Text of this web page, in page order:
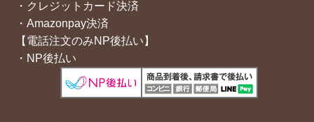
・クレジットカード決済
・Amazonpay決済
【電話注文のみNP後払い】
・NP後払い